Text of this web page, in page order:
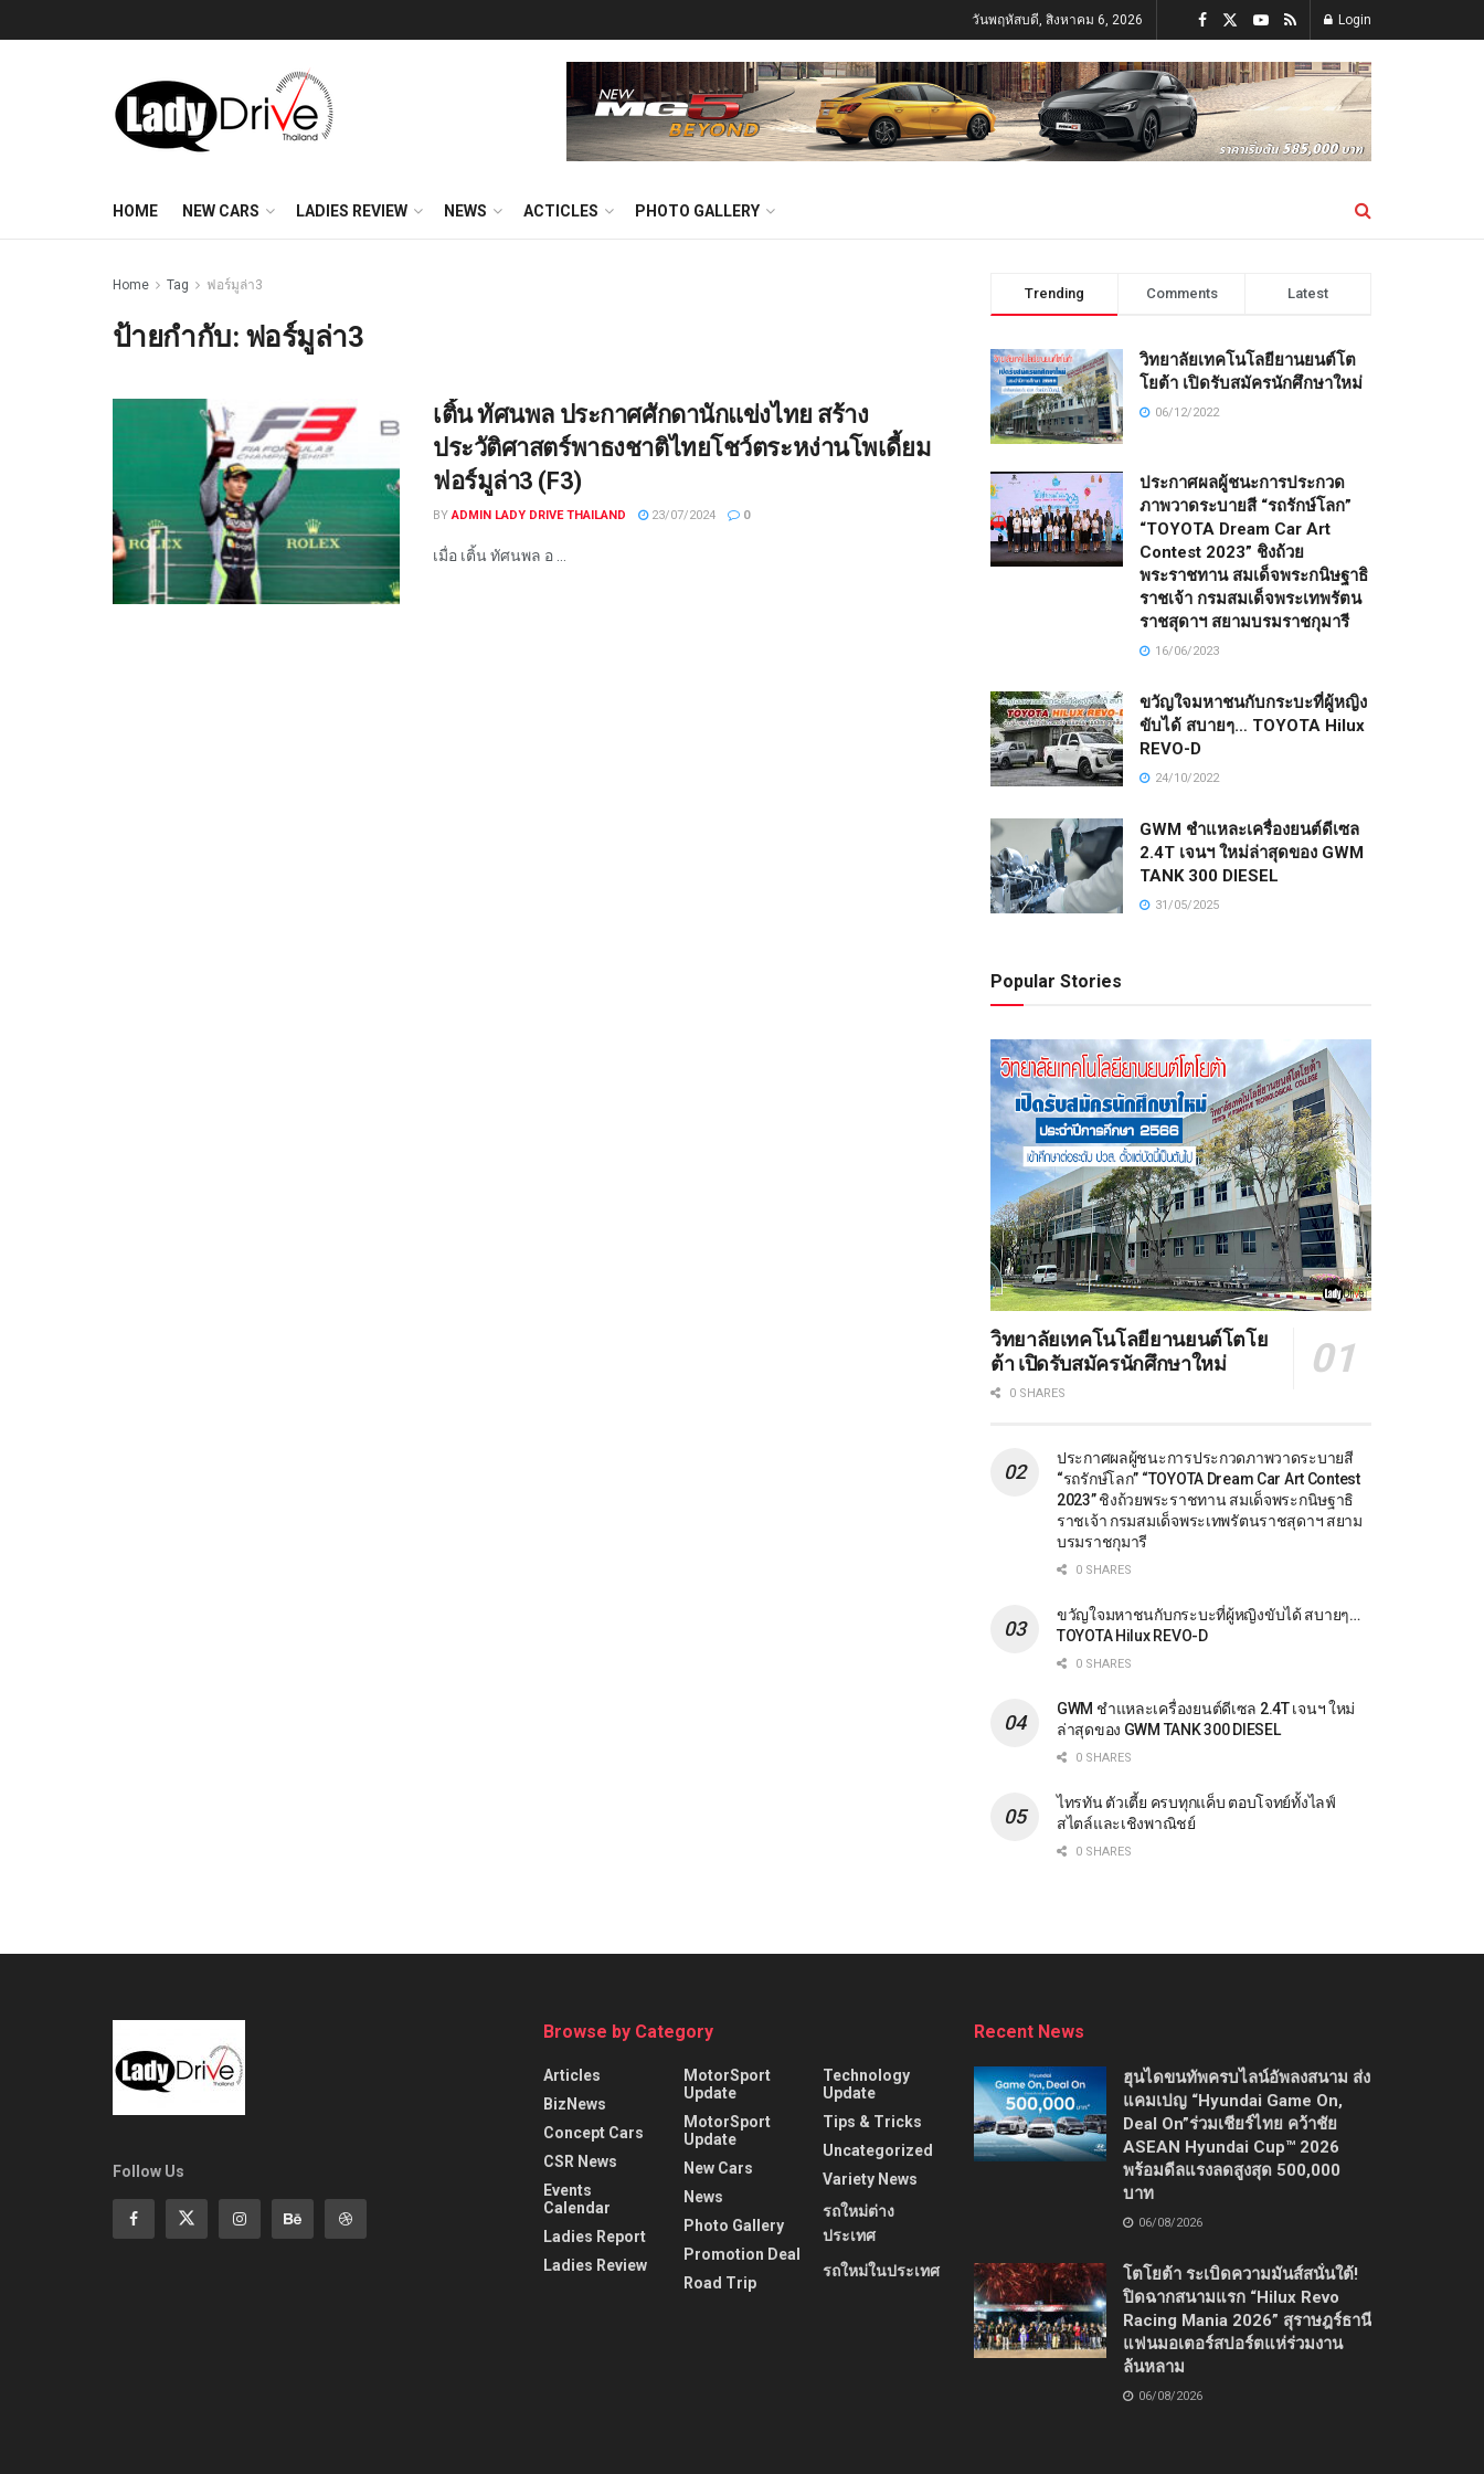
วันพฤหัสบดี, สิงหาคม 6, 2026 Login
HOME NEW CARS LADIES REVIEW NEWS ACTICLES PHOTO GALLERY
Home Tag ฟอร์มูล่า3
ป้ายกำกับ: ฟอร์มูล่า3
เติ้น ทัศนพล ประกาศศักดานักแข่งไทย สร้าง
ประวัติศาสตร์พาธงชาติไทยโชว์ตระหง่านโพเดี้ยม
ฟอร์มูล่า3 (F3)
BY ADMIN LADY DRIVE THAILAND 23/07/2024 0
เมื่อ เติ้น ทัศนพล อ ...
Trending Comments Latest
วิทยาลัยเทคโนโลยียานยนต์โต
โยต้า เปิดรับสมัครนักศึกษาใหม่
06/12/2022
ประกาศผลผู้ชนะการประกวด
ภาพวาดระบายสี “รถรักษ์โลก”
“TOYOTA Dream Car Art
Contest 2023” ชิงถ้วย
พระราชทาน สมเด็จพระกนิษฐาธิ
ราชเจ้า กรมสมเด็จพระเทพรัตน
ราชสุดาฯ สยามบรมราชกุมารี
16/06/2023
ขวัญใจมหาชนกับกระบะที่ผู้หญิง
ขับได้ สบายๆ… TOYOTA Hilux
REVO-D
24/10/2022
GWM ชำแหละเครื่องยนต์ดีเซล
2.4T เจนฯ ใหม่ล่าสุดของ GWM
TANK 300 DIESEL
31/05/2025
Popular Stories
วิทยาลัยเทคโนโลยียานยนต์โตโย
ต้า เปิดรับสมัครนักศึกษาใหม่
0 SHARES
ประกาศผลผู้ชนะการประกวดภาพวาดระบายสี
“รถรักษ์โลก” “TOYOTA Dream Car Art Contest
2023” ชิงถ้วยพระราชทาน สมเด็จพระกนิษฐาธิ
ราชเจ้า กรมสมเด็จพระเทพรัตนราชสุดาฯ สยาม
บรมราชกุมารี
0 SHARES
ขวัญใจมหาชนกับกระบะที่ผู้หญิงขับได้ สบายๆ…
TOYOTA Hilux REVO-D
0 SHARES
GWM ชำแหละเครื่องยนต์ดีเซล 2.4T เจนฯ ใหม่
ล่าสุดของ GWM TANK 300 DIESEL
0 SHARES
ไทรทัน ตัวเตี้ย ครบทุกแค็บ ตอบโจทย์ทั้งไลฟ์
สไตล์และเชิงพาณิชย์
0 SHARES
Follow Us
Browse by Category
Articles
BizNews
Concept Cars
CSR News
Events
Calendar
Ladies Report
Ladies Review
MotorSport
Update
MotorSport
Update
New Cars
News
Photo Gallery
Promotion Deal
Road Trip
Technology
Update
Tips & Tricks
Uncategorized
Variety News
รถใหม่ต่าง
ประเทศ
รถใหม่ในประเทศ
Recent News
ฮุนไดขนทัพครบไลน์อัพลงสนาม ส่ง
แคมเปญ “Hyundai Game On,
Deal On”ร่วมเชียร์ไทย คว้าชัย
ASEAN Hyundai Cup™ 2026
พร้อมดีลแรงลดสูงสุด 500,000
บาท
06/08/2026
โตโยต้า ระเบิดความมันส์สนั่นใต้!
ปิดฉากสนามแรก “Hilux Revo
Racing Mania 2026” สุราษฎร์ธานี
แฟนมอเตอร์สปอร์ตแห่ร่วมงาน
ล้นหลาม
06/08/2026